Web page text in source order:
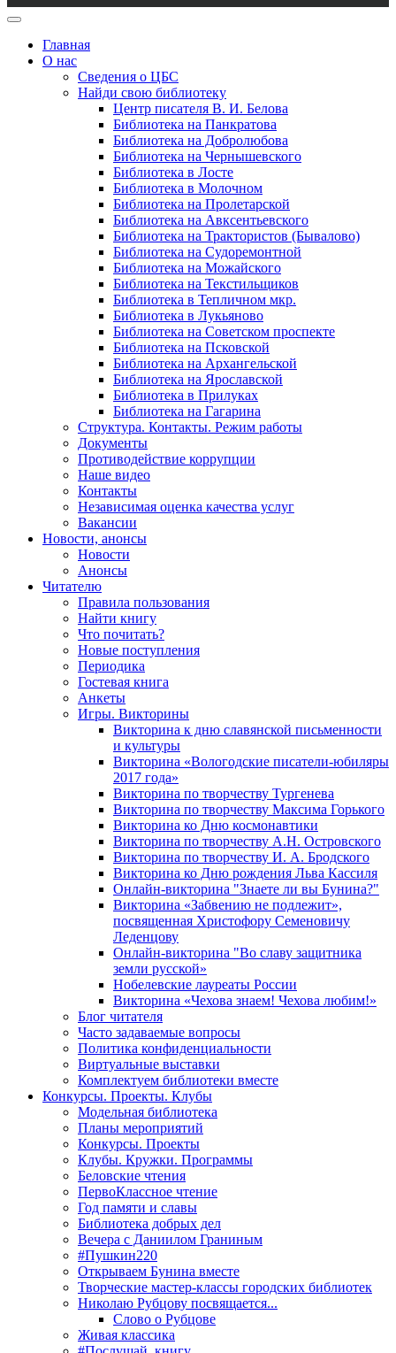
Главная
О нас
Сведения о ЦБС
Найди свою библиотеку
Центр писателя В. И. Белова
Библиотека на Панкратова
Библиотека на Добролюбова
Библиотека на Чернышевского
Библиотека в Лосте
Библиотека в Молочном
Библиотека на Пролетарской
Библиотека на Авксентьевского
Библиотека на Трактористов (Бывалово)
Библиотека на Судоремонтной
Библиотека на Можайского
Библиотека на Текстильщиков
Библиотека в Тепличном мкр.
Библиотека в Лукьяново
Библиотека на Советском проспекте
Библиотека на Псковской
Библиотека на Архангельской
Библиотека на Ярославской
Библиотека в Прилуках
Библиотека на Гагарина
Структура. Контакты. Режим работы
Документы
Противодействие коррупции
Наше видео
Контакты
Независимая оценка качества услуг
Вакансии
Новости, анонсы
Новости
Анонсы
Читателю
Правила пользования
Найти книгу
Что почитать?
Новые поступления
Периодика
Гостевая книга
Анкеты
Игры. Викторины
Викторина к дню славянской письменности
и культуры
Викторина «Вологодские писатели-юбиляры
2017 года»
Викторина по творчеству Тургенева
Викторина по творчеству Максима Горького
Викторина ко Дню космонавтики
Викторина по творчеству А.Н. Островского
Викторина по творчеству И. А. Бродского
Викторина ко Дню рождения Льва Кассиля
Онлайн-викторина "Знаете ли вы Бунина?"
Викторина «Забвению не подлежит»,
посвященная Христофору Семеновичу
Леденцову
Онлайн-викторина "Во славу защитника
земли русской»
Нобелевские лауреаты России
Викторина «Чехова знаем! Чехова любим!»
Блог читателя
Часто задаваемые вопросы
Политика конфиденциальности
Виртуальные выставки
Комплектуем библиотеки вместе
Конкурсы. Проекты. Клубы
Модельная библиотека
Планы мероприятий
Конкурсы. Проекты
Клубы. Кружки. Программы
Беловские чтения
ПервоКлассное чтение
Год памяти и славы
Библиотека добрых дел
Вечера с Даниилом Граниным
#Пушкин220
Открываем Бунина вместе
Творческие мастер-классы городских библиотек
Николаю Рубцову посвящается...
Слово о Рубцове
Живая классика